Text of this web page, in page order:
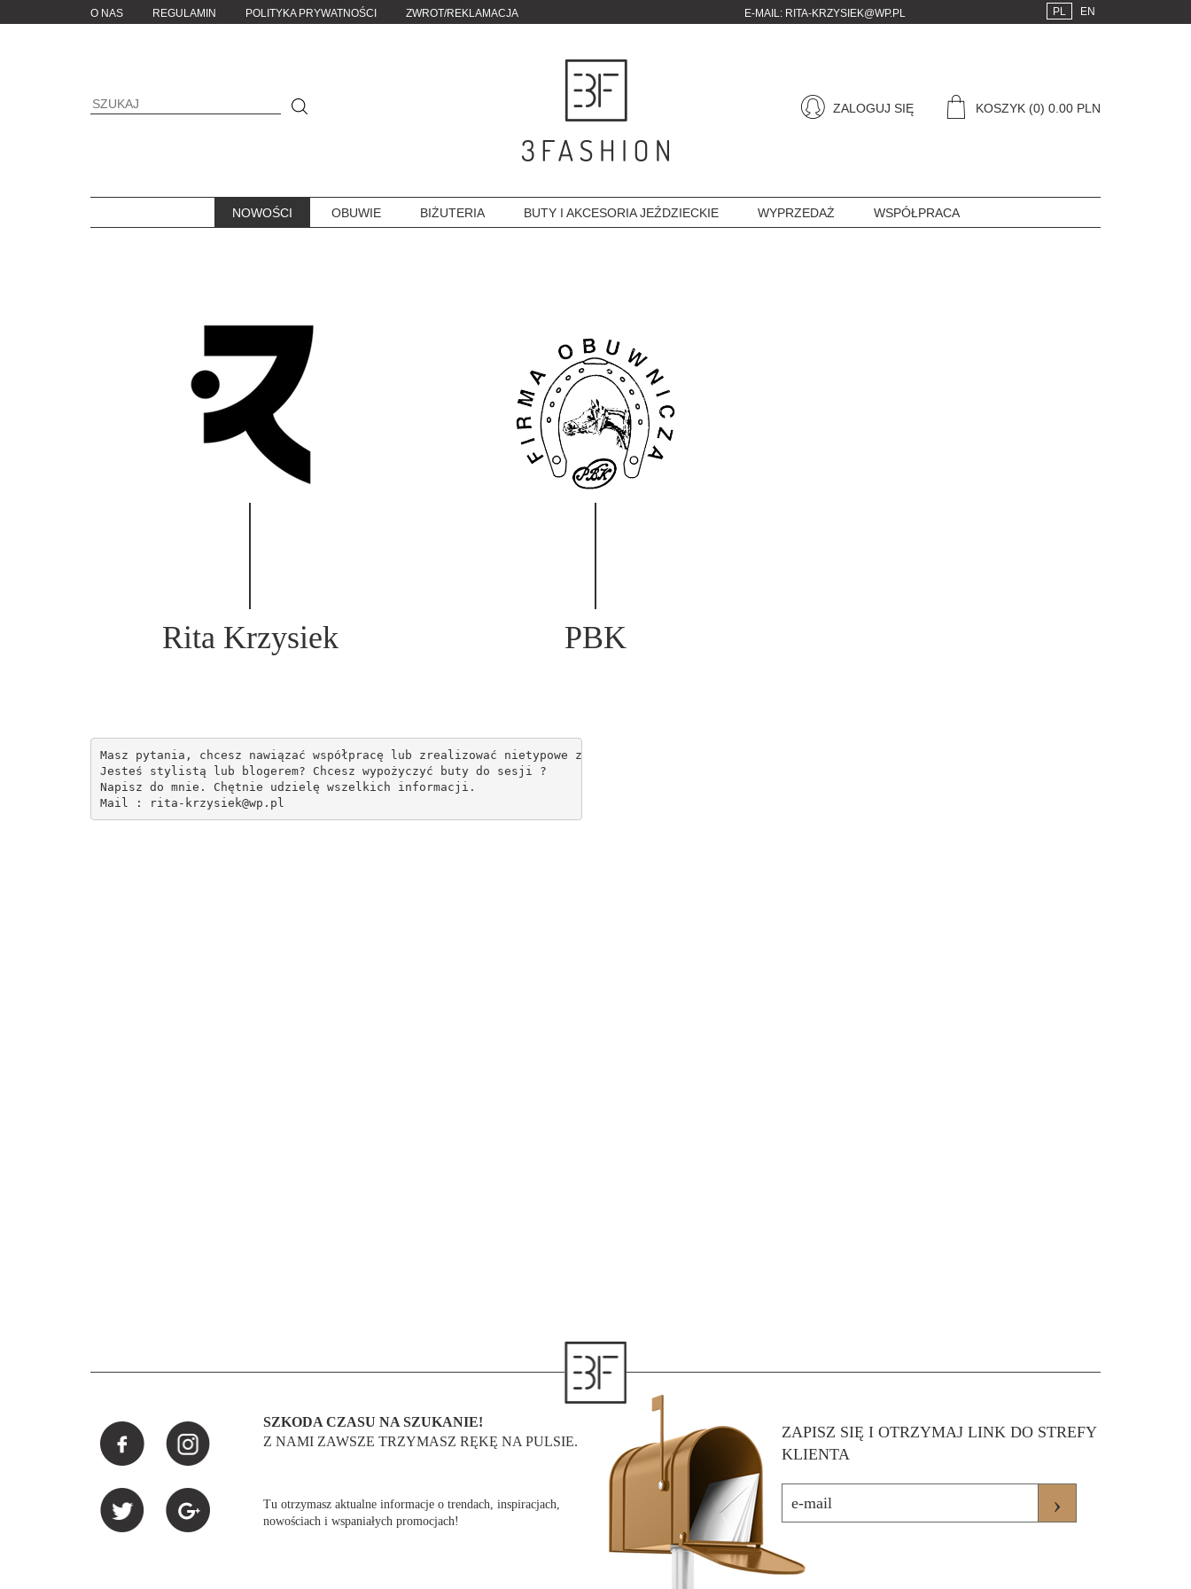
O NAS REGULAMIN POLITYKA PRYWATNOŚCI ZWROT/REKLAMACJA E-MAIL: RITA-KRZYSIEK@WP.PL PL EN
ZALOGUJ SIĘ KOSZYK (0) 0.00 PLN
NOWOŚCI OBUWIE BIŻUTERIA BUTY I AKCESORIA JEŹDZIECKIE WYPRZEDAŻ WSPÓŁPRACA
Rita Krzysiek PBK
Masz pytania, chcesz nawiązać współpracę lub zrealizować nietypowe zamówienie?
Jesteś stylistą lub blogerem? Chcesz wypożyczyć buty do sesji ?
Napisz do mnie. Chętnie udzielę wszelkich informacji.
Mail :
rita-krzysiek@wp.pl
SZKODA CZASU NA SZUKANIE!
Z NAMI ZAWSZE TRZYMASZ RĘKĘ NA PULSIE.
Tu otrzymasz aktualne informacje o trendach, inspiracjach,
nowościach i wspaniałych promocjach!
ZAPISZ SIĘ I OTRZYMAJ LINK DO STREFY
KLIENTA
›